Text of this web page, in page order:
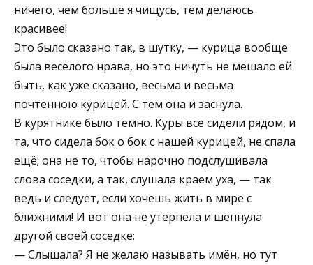
ничего, чем больше я чищусь, тем делаюсь
красивее!
Это было сказано так, в шутку, — курица вообще
была весёлого нрава, но это ничуть не мешало ей
быть, как уже сказано, весьма и весьма
почтенною курицей. С тем она и заснула.
В курятнике было темно. Куры все сидели рядом, и
та, что сидела бок о бок с нашей курицей, не спала
ещё; она не то, чтобы нарочно подслушивала
слова соседки, а так, слушала краем уха, — так
ведь и следует, если хочешь жить в мире с
ближними! И вот она не утерпела и шепнула
другой своей соседке:
— Слышала? Я не желаю называть имён, но тут